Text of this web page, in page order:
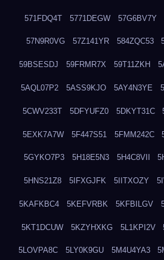
571FDQ4T 5771DEGW 57G6BV7Y
57N9R0VG 57Z141YR 584ZQC53
59BSESDJ 59FRMR7X 59T11ZKH
5AQL07P2 5ASS9KJO 5AY4N3YE
5CWV233T 5DFYUFZ0 5DKYT31C
5EXK7A7W 5F447S51 5FMM242C
5GYKO7P3 5H18E5N3 5H4C8VII
5HNS21Z8 5IFXGJFK 5IITXOZY
5KAFKBC4 5KEFVRBK 5KFBILGV
5KT1DCUW 5KZYHXKG 5L1KPI2V
5LOVPA8C 5LY0K9GU 5M4U4YA3